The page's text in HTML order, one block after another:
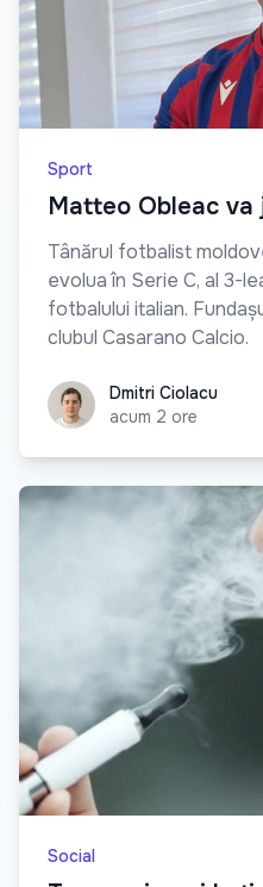
Sport
Matteo Obleac va
Tânărul fotbalist
evolua în Serie C, al 3-
fotbalului italian.
clubul Casarano Calcio.
Dmitri Ciolacu
Dmitri Ciolacu
acum 2 ore
Social